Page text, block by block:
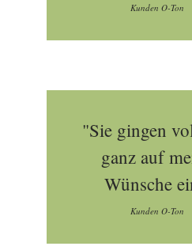
Kunden O-Ton
"Sie gingen
ganz auf
Wünsche
Kunden O-Ton